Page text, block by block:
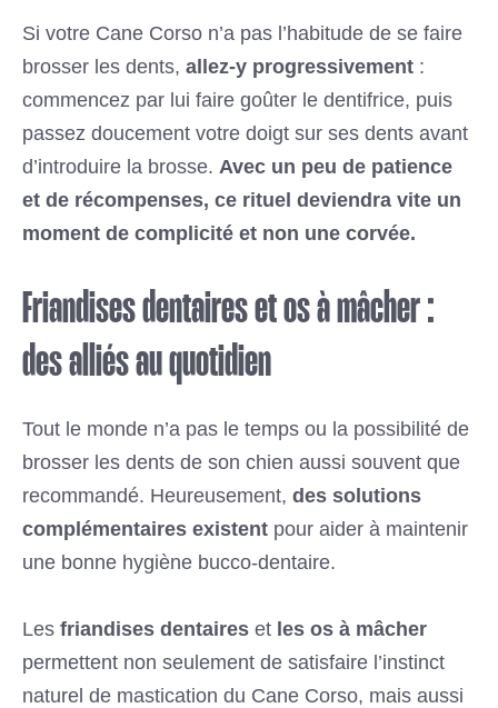
Si votre Cane Corso n’a pas l’habitude de se faire
brosser les dents, allez-y progressivement :
commencez par lui faire goûter le dentifrice, puis
passez doucement votre doigt sur ses dents avant
d’introduire la brosse. Avec un peu de patience
et de récompenses, ce rituel deviendra vite un
moment de complicité et non une corvée.
Friandises dentaires et os à mâcher :
des alliés au quotidien
Tout le monde n’a pas le temps ou la possibilité de
brosser les dents de son chien aussi souvent que
recommandé. Heureusement, des solutions
complémentaires existent pour aider à maintenir
une bonne hygiène bucco-dentaire.
Les friandises dentaires et les os à mâcher
permettent non seulement de satisfaire l’instinct
naturel de mastication du Cane Corso, mais aussi